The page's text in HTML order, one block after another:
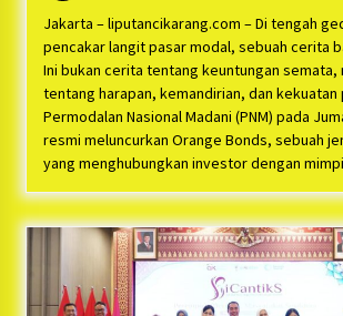
Jakarta – liputancikarang.com – Di tengah
pencakar langit pasar modal, sebuah cerita
Ini bukan cerita tentang keuntungan semata,
tentang harapan, kemandirian, dan kekuatan
Permodalan Nasional Madani (PNM) pada
resmi meluncurkan Orange Bonds, sebuah
yang menghubungkan investor dengan